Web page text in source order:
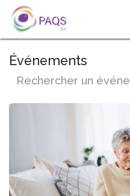
SE RENDRE AU CONTENU
Événements